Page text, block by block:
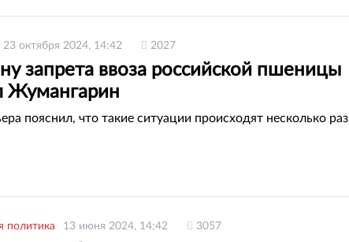
23 октября 2024, 14:42 2027
запрета ввоза российской пшеницы
Жумангарин
пояснил, что такие ситуации происходят несколько раз
политика 13 июня 2024, 14:42 3057